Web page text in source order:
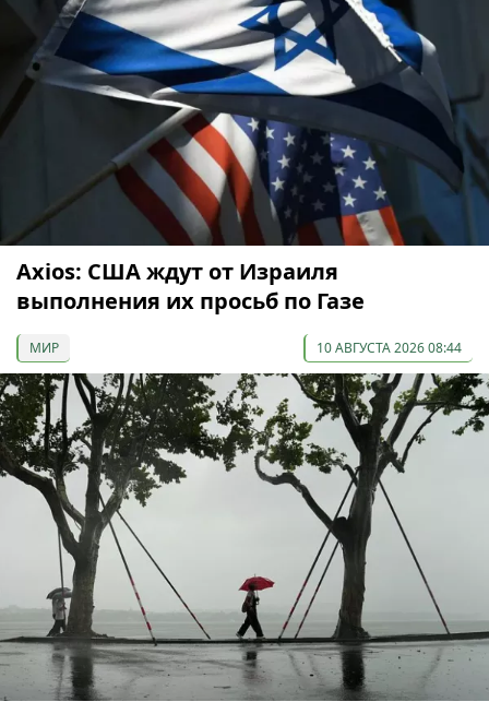
Axios: США ждут от Израиля
выполнения их просьб по Газе
МИР 10 АВГУСТА 2026 08:44